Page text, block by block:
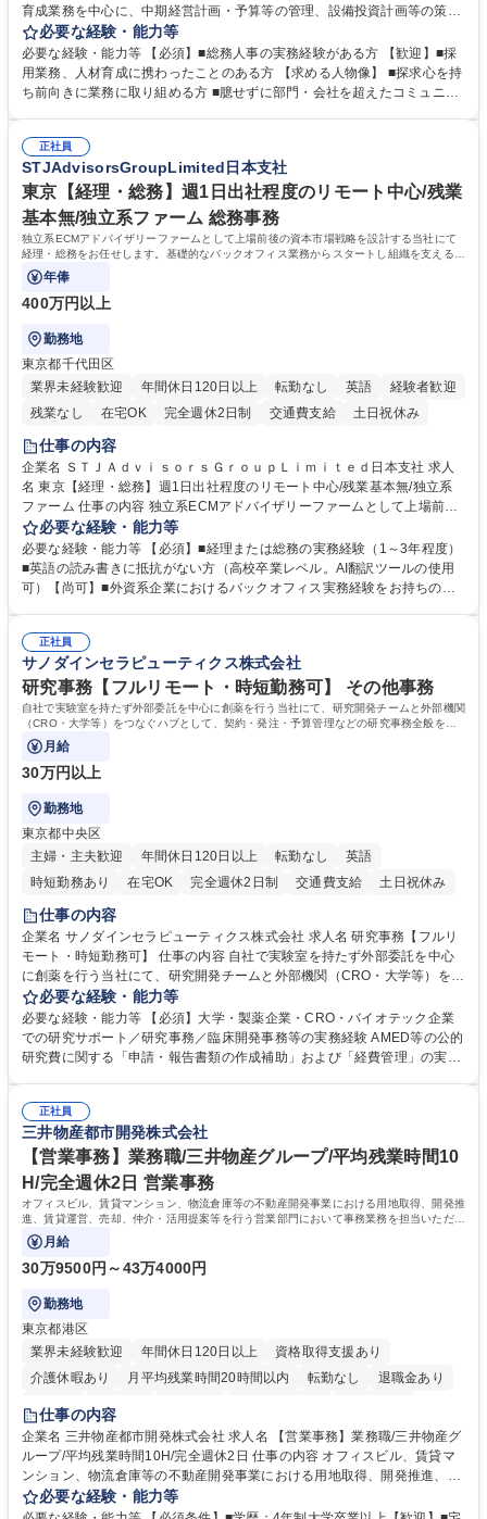
育成業務を中心に、中期経営計画・予算等の管理、設備投資計画等の策
定、さらに社内の重要会議の運営等、経営の根幹となる幅広い総務人事業
務全般を担当していただきます。 【主な業務内容】 ■採用関係業務および
人材育成(社員研修)業務の推進 ■中期経営計画および予算等の管理 ■設備
投資計画等の策定 ■社内の重要会議の運営 ■その他総務人事業務全般 【入
務人事】経験者歓迎！/阪急阪神HDグループ/年休124日
必要な経験・能力等
必要な経験・能力等 【必須】■総務人事の実務経験がある方 【歓迎】■採
用業務、人材育成に携わったことのある方 【求める人物像】 ■探求心を持
ち前向きに業務に取り組める方 ■臆せずに部門・会社を超えたコミュニケ
囲のメンバーと協調しつつ主体性を持って能動的に業務を推進できる方 学
歴・資格 学歴：大学院 大学 高専 短大 専修学校 高校 語学力： 資格：
正社員
STJAdvisorsGroupLimited日本支社
東京【経理・総務】週1日出社程度のリモート中心/残業
基本無/独立系ファーム 総務事務
独立系ECMアドバイザリーファームとして上場前後の資本市場戦略を設計する当社にて
経理・総務をお任せします。基礎的なバックオフィス業務からスタートし組織を支える専
任担当として広く活躍できる環境です。
年俸
400万円以上
勤務地
東京都千代田区
業界未経験歓迎
年間休日120日以上 転勤なし 英語
経験者歓迎
残業なし
在宅OK 完全週休2日制 交通費支給 土日祝休み
仕事の内容
企業名 ＳＴＪＡｄｖｉｓｏｒｓＧｒｏｕｐＬｉｍｉｔｅｄ日本支社 求人
名 東京【経理・総務】週1日出社程度のリモート中心/残業基本無/独立系
ファーム 仕事の内容 独立系ECMアドバイザリーファームとして上場前後
の資本市場戦略を設計する当社にて経理・総務をお任せします。基礎的な
バックオフィス業務からスタートし組織を支える専任担当として広く活躍
できる環境です。 ■日常経理、月次および年次決算サポート業務 ■本国
（グローバル）との英文メール対応（AI翻訳ツール等を使用しての対応で
業務をお任せします。残業も基本的には発生せず、ご自身のペースで業務
を進めやすく定着率の高い環境です。 募集職種 東京【経理・総務】週1日
出社程度のリモート中心/残業基本無/独立系ファーム
必要な経験・能力等
必要な経験・能力等 【必須】■経理または総務の実務経験（1～3年程度）
■英語の読み書きに抵抗がない方（高校卒業レベル。AI翻訳ツールの使用
可）【尚可】■外資系企業におけるバックオフィス実務経験をお持ちの方
【働き方について】現在は週4日程度の在宅勤務を実施しており、ワーク
ライフバランスを重視する方に最適な環境です（フルリモートも面接で相
談可）。【求める人物像】幅広いバックオフィス業務に柔軟に対応でき、
社内外と円滑にコミュニケーションを取りながら業務を推進できる方 学
歴・資格 学歴：大学院 大学 高専 短大 専修学校 高校 語学力： 資格：
正社員
サノダインセラピューティクス株式会社
研究事務【フルリモート・時短勤務可】 その他事務
自社で実験室を持たず外部委託を中心に創薬を行う当社にて、研究開発チームと外部機関
（CRO・大学等）をつなぐハブとして、契約・発注・予算管理などの研究事務全般をお
任せします。
月給
30万円以上
勤務地
東京都中央区
主婦・主夫歓迎
年間休日120日以上 転勤なし
英語
時短勤務あり
在宅OK 完全週休2日制 交通費支給 土日祝休み
仕事の内容
企業名 サノダインセラピューティクス株式会社 求人名 研究事務【フルリ
モート・時短勤務可】 仕事の内容 自社で実験室を持たず外部委託を中心
に創薬を行う当社にて、研究開発チームと外部機関（CRO・大学等）をつ
なぐハブとして、契約・発注・予算管理などの研究事務全般をお任せしま
す。 ■見積取得、発注、検収、請求処理等の事務手続き ■委託先との定例
会議の調整・アジェンダ準備・議事録作成 ■研究報告書、試験関連資料、
SOP等の整備・版管理・保管 ■研究開発の進捗・タイムライン・予算執行
集職種 研究事務【フルリモート・時短勤務可】
必要な経験・能力等
必要な経験・能力等 【必須】大学・製薬企業・CRO・バイオテック企業
での研究サポート／研究事務／臨床開発事務等の実務経験 AMED等の公的
研究費に関する「申請・報告書類の作成補助」および「経費管理」の実務
き方について】フルリモートやハイブリッド勤務、時短勤務など個々のラ
イフスタイルに応じた柔軟な働き方が可能です。育児や介護との両立も応
援します。 学歴・資格 学歴：大学院 大学 語学力： 資格：
正社員
三井物産都市開発株式会社
【営業事務】業務職/三井物産グループ/平均残業時間10
H/完全週休2日 営業事務
オフィスビル、賃貸マンション、物流倉庫等の不動産開発事業における用地取得、開発推
進、賃貸運営、売却、仲介・活用提案等を行う営業部門において事務業務を担当いただき
ます。
月給
30万9500円～43万4000円
勤務地
東京都港区
業界未経験歓迎
年間休日120日以上
資格取得支援あり
介護休暇あり
月平均残業時間20時間以内 転勤なし
退職金あり
在宅OK
賞与あり
駅近5分以内
土日祝休み 寮・社宅あり
仕事の内容
企業名 三井物産都市開発株式会社 求人名 【営業事務】業務職/三井物産グ
ループ/平均残業時間10H/完全週休2日 仕事の内容 オフィスビル、賃貸マ
ンション、物流倉庫等の不動産開発事業における用地取得、開発推進、賃
貸運営、売却、仲介・活用提案等を行う営業部門において事務業務を担当
いただきます。 【詳細】・契約書管理、契約書製本、捺印対応、ファイリ
必要な経験・能力等